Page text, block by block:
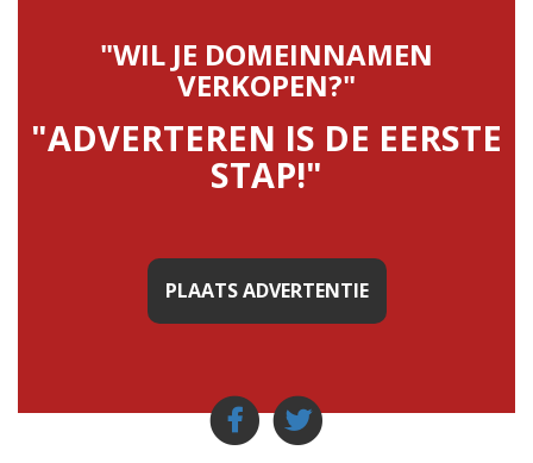
"WIL JE DOMEINNAMEN
VERKOPEN?"
"ADVERTEREN IS DE EERSTE
STAP!"
PLAATS ADVERTENTIE